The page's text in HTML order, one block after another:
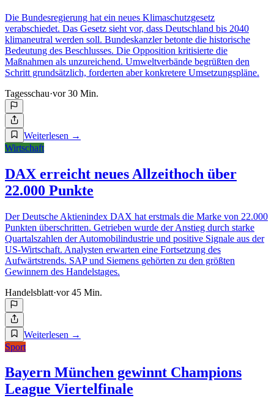
Die Bundesregierung hat ein neues Klimaschutzgesetz
verabschiedet. Das Gesetz sieht vor, dass Deutschland bis 2040
klimaneutral werden soll. Bundeskanzler betonte die historische
Bedeutung des Beschlusses. Die Opposition kritisierte die
Maßnahmen als unzureichend. Umweltverbände begrüßten den
Schritt grundsätzlich, forderten aber konkretere Umsetzungspläne.
Tagesschau·vor 30 Min.
Weiterlesen →
Wirtschaft
DAX erreicht neues Allzeithoch über
22.000 Punkte
Der Deutsche Aktienindex DAX hat erstmals die Marke von 22.000
Punkten überschritten. Getrieben wurde der Anstieg durch starke
Quartalszahlen der Automobilindustrie und positive Signale aus der
US-Wirtschaft. Analysten erwarten eine Fortsetzung des
Aufwärtstrends. SAP und Siemens gehörten zu den größten
Gewinnern des Handelstages.
Handelsblatt·vor 45 Min.
Weiterlesen →
Sport
Bayern München gewinnt Champions
League Viertelfinale